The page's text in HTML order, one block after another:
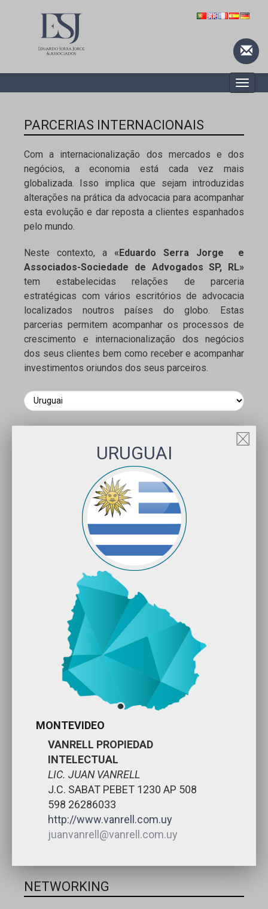
Toggle
PARCERIAS INTERNACIONAIS
Com a internacionalização dos mercados e dos
negócios, a economia está cada vez mais
globalizada. Isso implica que sejam introduzidas
alterações na prática da advocacia para acompanhar
esta evolução e dar reposta a clientes espanhados
pelo mundo.
Neste contexto, a «Eduardo Serra Jorge e
Associados-Sociedade de Advogados SP, RL»
tem estabelecidas relações de parceria
estratégicas com vários escritórios de advocacia
localizados noutros países do globo. Estas
parcerias permitem acompanhar os processos de
crescimento e internacionalização dos negócios
dos seus clientes bem como receber e acompanhar
investimentos oriundos dos seus parceiros.
URUGUAI
MONTEVIDEO
VANRELL PROPIEDAD
INTELECTUAL
LIC. JUAN VANRELL
J.C. SABAT PEBET 1230 AP 508
598 26286033
http://www.vanrell.com.uy
juanvanrell@vanrell.com.uy
NETWORKING